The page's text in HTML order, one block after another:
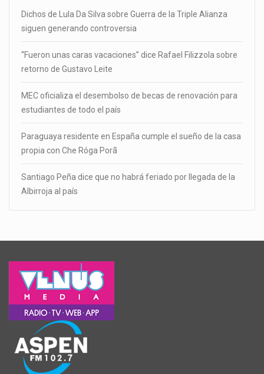
Dichos de Lula Da Silva sobre Guerra de la Triple Alianza
siguen generando controversia
“Fueron unas caras vacaciones” dice Rafael Filizzola sobre
retorno de Gustavo Leite
MEC oficializa el desembolso de becas de renovación para
estudiantes de todo el país
Paraguaya residente en España cumple el sueño de la casa
propia con Che Róga Porã
Santiago Peña dice que no habrá feriado por llegada de la
Albirroja al país